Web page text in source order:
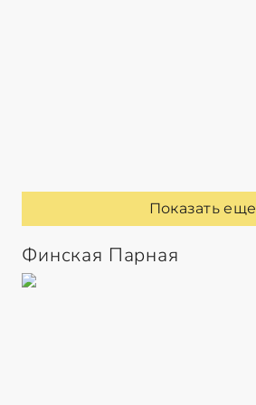
Показать еще
Финская Парная